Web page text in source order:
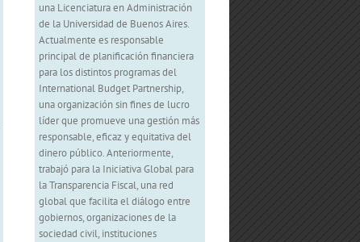
una Licenciatura en Administración
de la Universidad de Buenos Aires.
Actualmente es responsable
principal de planificación financiera
para los distintos programas del
International Budget Partnership,
una organización sin fines de lucro
líder que promueve una gestión más
responsable, eficaz y equitativa del
dinero público. Anteriormente,
trabajó para la Iniciativa Global para
la Transparencia Fiscal, una red
global que facilita el diálogo entre
gobiernos, organizaciones de la
sociedad civil, instituciones